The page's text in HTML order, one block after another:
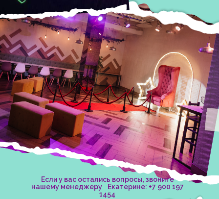
Если у вас остались вопросы, звоните
нашему менеджеру Екатерине: +7 900 197
1454